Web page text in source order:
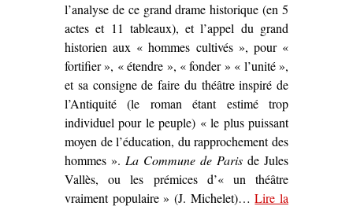
l’analyse de ce grand drame historique (en 5
actes et 11 tableaux), et l’appel du grand
historien aux « hommes cultivés », pour «
fortifier », « étendre », « fonder » « l’unité »,
et sa consigne de faire du théâtre inspiré de
l’Antiquité (le roman étant estimé trop
individuel pour le peuple) « le plus puissant
moyen de l’éducation, du rapprochement des
hommes ». La Commune de Paris de Jules
Vallès, ou les prémices d’« un théâtre
vraiment populaire » (J. Michelet)…Lire la